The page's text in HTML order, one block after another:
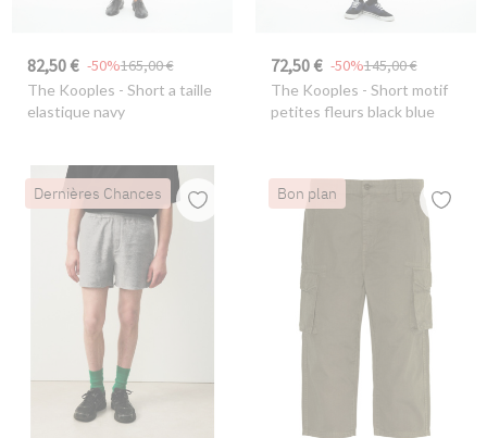
82,50 € 165,00 €
-50%
The Kooples - Short a taille
elastique navy
72,50 € 145,00 €
-50%
The Kooples - Short motif
petites fleurs black blue
Dernières Chances Bon plan